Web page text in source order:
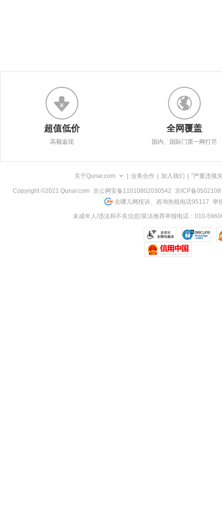
超值低价
高额返现
全网覆盖
国内、国际门票一网打尽
关于Qunar.com 业务合作 加入我们 "严重违规
Copyright ©2021 Qunar.com 京公网安备11010802030542 京ICP备
去哪儿网投诉、咨询热线电话95117 举
未成年人/违法和不良信息/算法推荐举报电话：010-